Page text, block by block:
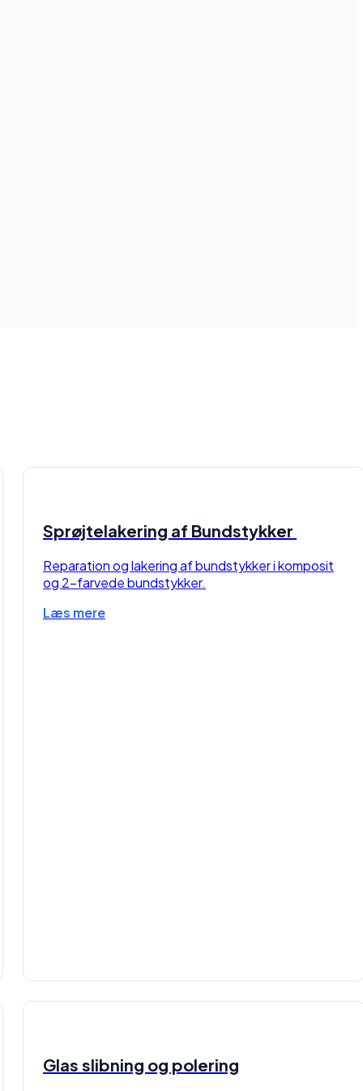
Sprøjtelakering af Bundstykker
Reparation og lakering af bundstykker i komposit
og 2-farvede bundstykker.
Læs mere
Glas slibning og polering